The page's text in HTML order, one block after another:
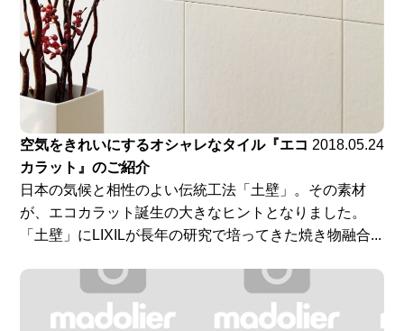
空気をきれいにするオシャレなタイル『エコ
カラット』のご紹介
2018.05.24
日本の気候と相性のよい伝統工法「土壁」。その素材
が、エコカラット誕生の大きなヒントとなりました。
「土壁」にLIXILが長年の研究で培ってきた焼き物融合...